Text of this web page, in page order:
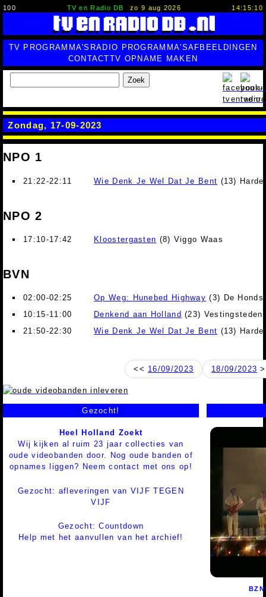
100 TV en Radio DB zo 9 aug 2026 14:15:11
TV PROGRAMMA'S RADIO PROGRAMMA'SAFBEELDINGEN
CONTACTTV OPNAME MAKEN
Zoek
Zondag, 17-09-2023
NPO 1
21:22-22:11 Wie Denk Je Wel Dat Je Bent (13)
NPO 2
17:10-17:42 Kloostergasten (8) Viggo Waas
BVN
02:00-02:25 Op Weg: Hunebed Highway (3) De
10:15-11:00
Denkend aan Holland (23) Vestingsteden
21:50-22:30
Wie Denk Je Wel Dat Je Bent (13)
<< 16/09/2023 18/09/2023
Gezocht!
Heel Holland Zoekt
Wij kijken al ruim 23 jaar collecties van
oude videobanden door. Nog oude banden of
opnames liggen? Neem contact met ons op!
Gezocht: afleveringen van VIJF TEGEN
VIJF
Gezocht: Countdown
Help met het aanvullen van het archief!